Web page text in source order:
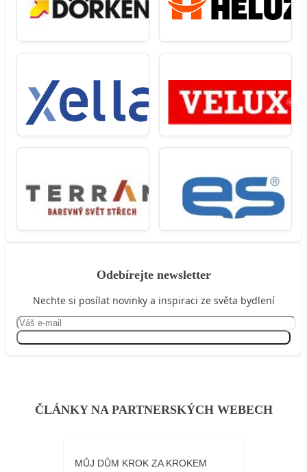
Odebírejte newsletter
Nechte si posílat novinky a inspiraci ze světa bydlení
ČLÁNKY NA PARTNERSKÝCH WEBECH
MŮJ DŮM KROK ZA KROKEM